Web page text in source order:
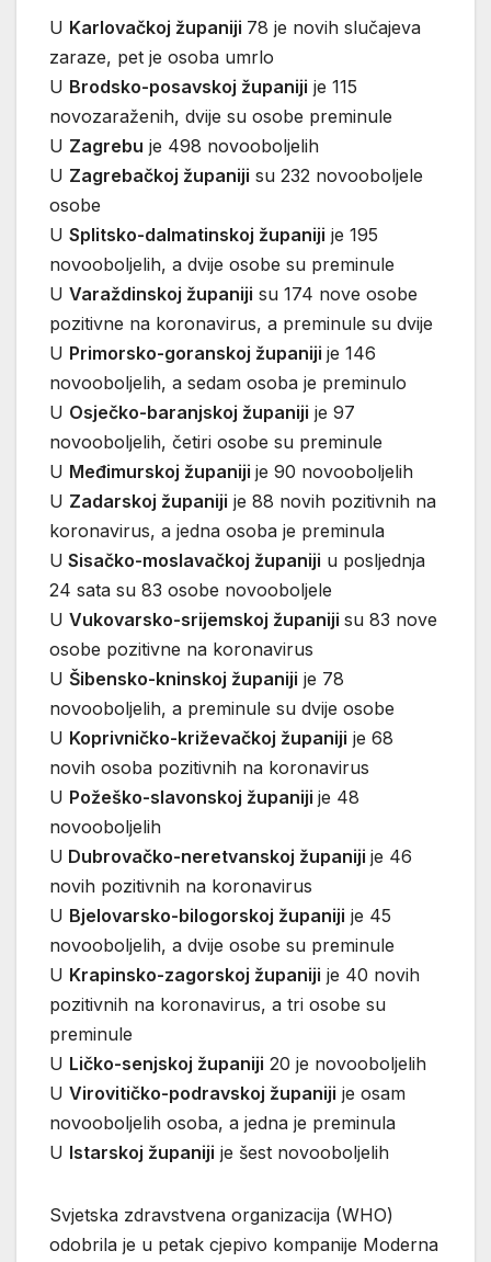
U Karlovačkoj županiji 78 je novih slučajeva
zaraze, pet je osoba umrlo
U Brodsko-posavskoj županiji je 115
novozaraženih, dvije su osobe preminule
U Zagrebu je 498 novooboljelih
U Zagrebačkoj županiji su 232 novooboljele
osobe
U Splitsko-dalmatinskoj županiji je 195
novooboljelih, a dvije osobe su preminule
U Varaždinskoj županiji su 174 nove osobe
pozitivne na koronavirus, a preminule su dvije
U Primorsko-goranskoj županiji je 146
novooboljelih, a sedam osoba je preminulo
U Osječko-baranjskoj županiji je 97
novooboljelih, četiri osobe su preminule
U Međimurskoj županiji je 90 novooboljelih
U Zadarskoj županiji je 88 novih pozitivnih na
koronavirus, a jedna osoba je preminula
U Sisačko-moslavačkoj županiji u posljednja
24 sata su 83 osobe novooboljele
U Vukovarsko-srijemskoj županiji su 83 nove
osobe pozitivne na koronavirus
U Šibensko-kninskoj županiji je 78
novooboljelih, a preminule su dvije osobe
U Koprivničko-križevačkoj županiji je 68
novih osoba pozitivnih na koronavirus
U Požeško-slavonskoj županiji je 48
novooboljelih
U Dubrovačko-neretvanskoj županiji je 46
novih pozitivnih na koronavirus
U Bjelovarsko-bilogorskoj županiji je 45
novooboljelih, a dvije osobe su preminule
U Krapinsko-zagorskoj županiji je 40 novih
pozitivnih na koronavirus, a tri osobe su
preminule
U Ličko-senjskoj županiji 20 je novooboljelih
U Virovitičko-podravskoj županiji je osam
novooboljelih osoba, a jedna je preminula
U Istarskoj županiji je šest novooboljelih
Svjetska zdravstvena organizacija (WHO)
odobrila je u petak cjepivo kompanije Moderna